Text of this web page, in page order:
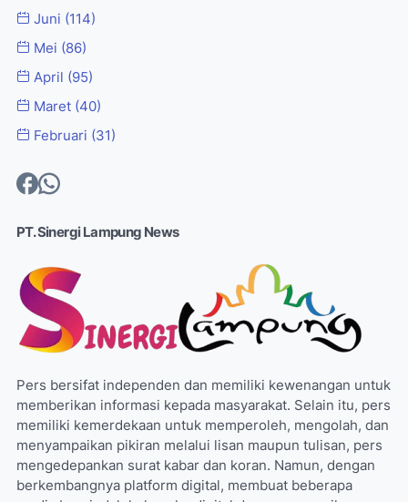
Juni (114)
Mei (86)
April (95)
Maret (40)
Februari (31)
PT. Sinergi Lampung News
Pers bersifat independen dan memiliki kewenangan untuk
memberikan informasi kepada masyarakat. Selain itu, pers
memiliki kemerdekaan untuk memperoleh, mengolah, dan
menyampaikan pikiran melalui lisan maupun tulisan, pers
mengedepankan surat kabar dan koran. Namun, dengan
berkembangnya platform digital, membuat beberapa